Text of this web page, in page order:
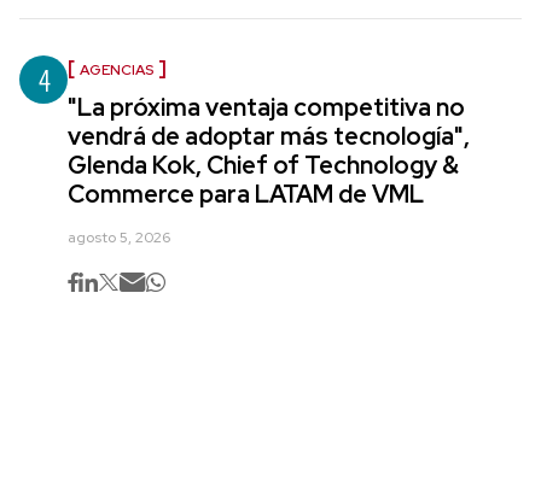
4 AGENCIAS
"La próxima ventaja competitiva no
vendrá de adoptar más tecnología",
Glenda Kok, Chief of Technology &
Commerce para LATAM de VML
agosto 5, 2026